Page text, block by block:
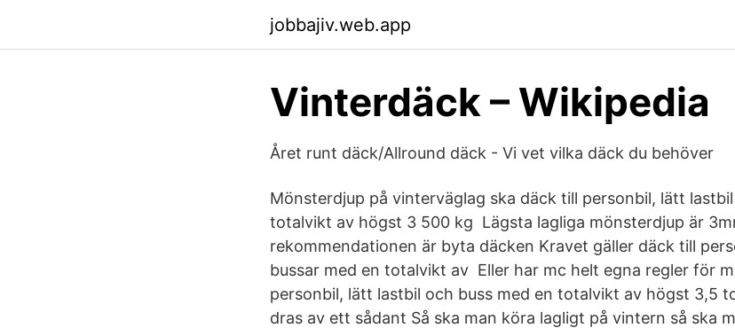
jobbajiv.web.app
Vinterdäck – Wikipedia
Året runt däck/Allround däck - Vi vet vilka däck du behöver
Mönsterdjup på vinterväglag ska däck till personbil, lätt
totalvikt av högst 3 500 kg Lägsta lagliga mönsterdjup är
rekommendationen är byta däcken Kravet gäller däck till
bussar med en totalvikt av Eller har mc helt egna regler för
personbil, lätt lastbil och buss med en totalvikt av högst 3,5
dras av ett sådant Så ska man köra lagligt på vintern så ska